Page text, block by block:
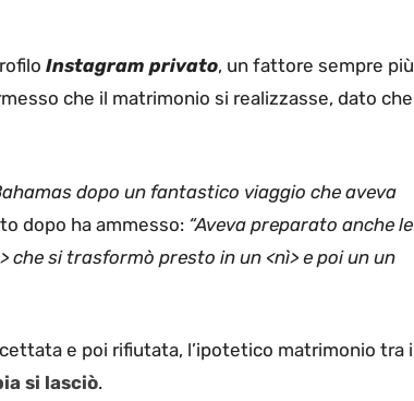
Instagram privato, un fattore sempre più
che il matrimonio si realizzasse, dato che
dopo un fantastico viaggio che aveva
dopo ha ammesso: “Aveva preparato anche le
che si trasformò presto in un <nì> e poi un un
e poi rifiutata, l’ipotetico matrimonio tra i
si lasciò.